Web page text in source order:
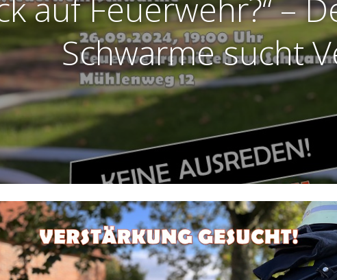
auf Feuerwehr?“ –
Schwarme sucht